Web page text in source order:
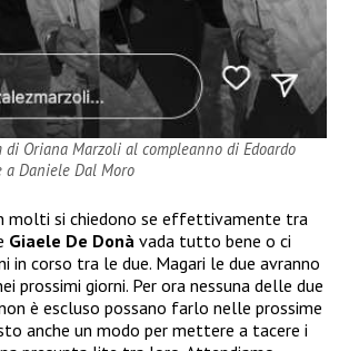
Oriana Marzoli al compleanno di Edoardo
a Daniele Dal Moro
molti si chiedono se effettivamente tra
Giaele De Donà vada tutto bene o ci
in corso tra le due. Magari le due avranno
prossimi giorni. Per ora nessuna delle due
è escluso possano farlo nelle prossime
anche un modo per mettere a tacere i